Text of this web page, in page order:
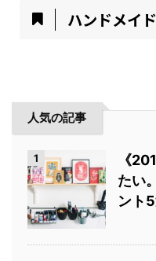
ハンドメイ
人気の記事
1
《
たい
ント